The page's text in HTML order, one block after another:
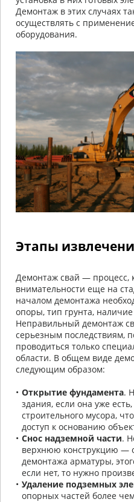
Демонтаж в этих случаях
осуществлять с
оборудования.
Этапы
Демонтаж свай — процесс,
внимательности еще на
началом демонтажа
опоры, тип грунта,
Неправильный демонтаж
серьезным последствиям,
проводиться только
области. В общем виде
следующим образом:
Открытие фундамента.
здания, если она уже
строительного мусора,
доступ к основанию
Снос надземной части.
верхнюю конструкцию —
демонтажа арматуры,
если нет, то нужно
Удаление подземных
опорных частей более